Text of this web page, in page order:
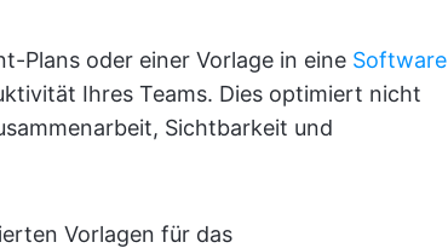
Plans oder einer Vorlage in eine Software
Ihres Teams. Dies optimiert nicht
Sichtbarkeit und
Vorlagen für das